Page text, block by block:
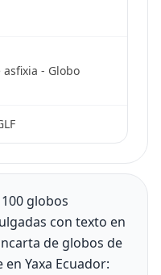
asfixia - Globo
globos
con texto en
de globos de
Yaxa Ecuador: